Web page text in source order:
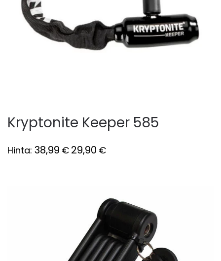
Kryptonite Keeper 585
Hinta: 38,99 € 29,90 €